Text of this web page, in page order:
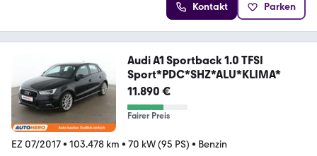
Kontakt Parken
Audi A1 Sportback 1.0 TFSI
Sport*PDC*SHZ*ALU*KLIMA*
11.890 €
Fairer Preis
EZ 07/2017• 103.478 km • 70 kW (95 PS) • Benzin